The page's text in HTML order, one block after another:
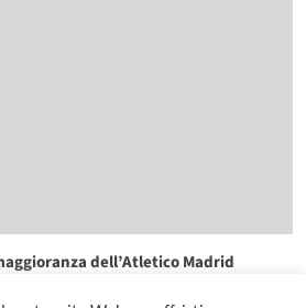
dell’Atletico Madrid